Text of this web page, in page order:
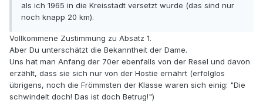
als ich 1965 in die Kreisstadt versetzt wurde (das sind nur
noch knapp 20 km).
Vollkommene Zustimmung zu Absatz 1.
Aber Du unterschätzt die Bekanntheit der Dame.
Uns hat man Anfang der 70er ebenfalls von der Resel und davon
erzählt, dass sie sich nur von der Hostie ernährt (erfolglos
übrigens, noch die Frömmsten der Klasse waren sich einig: "Die
schwindelt doch! Das ist doch Betrug!")